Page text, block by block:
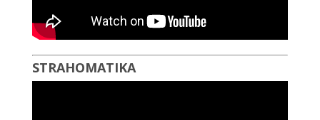
STRAHOMATIKA